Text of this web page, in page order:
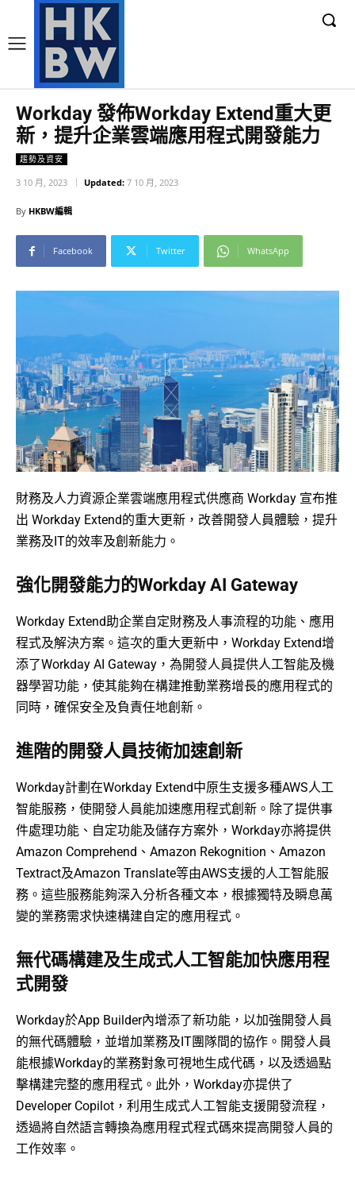
Workday 發佈Workday Extend重大更
新，提升企業雲端應用程式開發能力
趨勢及資安
3 10 月, 2023 Updated: 7 10 月, 2023
By HKBW編輯
Facebook Twitter WhatsApp
財務及人力資源企業雲端應用程式供應商 Workday 宣布推
出 Workday Extend的重大更新，改善開發人員體驗，提升
業務及IT的效率及創新能力。
強化開發能力的Workday AI Gateway
Workday Extend助企業自定財務及人事流程的功能、應用
程式及解決方案。這次的重大更新中，Workday Extend增
添了Workday AI Gateway，為開發人員提供人工智能及機
器學習功能，使其能夠在構建推動業務增長的應用程式的
同時，確保安全及負責任地創新。
進階的開發人員技術加速創新
Workday計劃在Workday Extend中原生支援多種AWS人工
智能服務，使開發人員能加速應用程式創新。除了提供事
件處理功能、自定功能及儲存方案外，Workday亦將提供
Amazon Comprehend、Amazon Rekognition、Amazon
Textract及Amazon Translate等由AWS支援的人工智能服
務。這些服務能夠深入分析各種文本，根據獨特及瞬息萬
變的業務需求快速構建自定的應用程式。
無代碼構建及生成式人工智能加快應用程
式開發
Workday於App Builder內增添了新功能，以加強開發人員
的無代碼體驗，並增加業務及IT團隊間的協作。開發人員
能根據Workday的業務對象可視地生成代碼，以及透過點
擊構建完整的應用程式。此外，Workday亦提供了
Developer Copilot，利用生成式人工智能支援開發流程，
透過將自然語言轉換為應用程式程式碼來提高開發人員的
工作效率。